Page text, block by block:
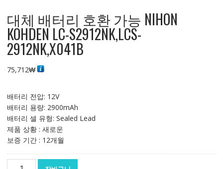
대체 배터리 호환 가능 NIHON
KOHDEN LC-S2912NK,LCS-
2912NK,X041B
75,712₩
배터리 전압: 12V
배터리 용량: 2900mAh
배터리 셀 유형: Sealed Lead
제품 상황 : 새로운
보증 기간 : 12개월